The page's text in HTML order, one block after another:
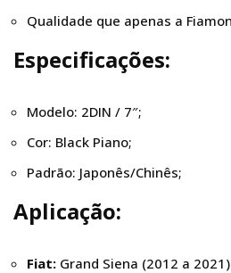
Qualidade que apenas a
Especificações:
Modelo: 2DIN / 7″;
Cor: Black Piano;
Padrão: Japonês/Chinês;
Aplicação:
Fiat: Grand Siena (2012 a